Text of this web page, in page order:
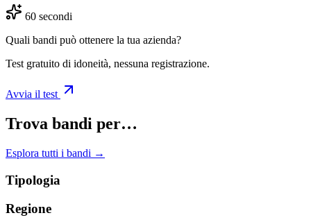
60 secondi
Quali bandi può ottenere la tua azienda?
Test gratuito di idoneità, nessuna registrazione.
Avvia il test
Trova bandi per…
Esplora tutti i bandi →
Tipologia
Regione